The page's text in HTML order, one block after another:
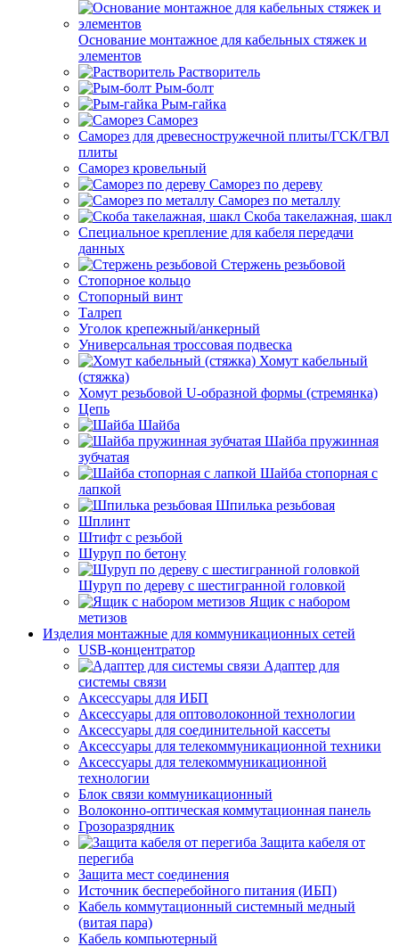
Основание монтажное для кабельных стяжек и
элементов
Растворитель
Рым-болт
Рым-гайка
Саморез
Саморез для древесностружечной плиты/ГСК/ГВЛ
плиты
Саморез кровельный
Саморез по дереву
Саморез по металлу
Скоба такелажная, шакл
Специальное крепление для кабеля передачи
данных
Стержень резьбовой
Стопорное кольцо
Стопорный винт
Талреп
Уголок крепежный/анкерный
Универсальная троссовая подвеска
Хомут кабельный
(стяжка)
Хомут резьбовой U-образной формы (стремянка)
Цепь
Шайба
Шайба пружинная
зубчатая
Шайба стопорная с
лапкой
Шпилька резьбовая
Шплинт
Штифт с резьбой
Шуруп по бетону
Шуруп по дереву с шестигранной головкой
Ящик с набором
метизов
Изделия монтажные для коммуникационных сетей
USB-концентратор
Адаптер для
системы связи
Аксессуары для ИБП
Аксессуары для оптоволоконной технологии
Аксессуары для соединительной кассеты
Аксессуары для телекоммуникационной техники
Аксессуары для телекоммуникационной
технологии
Блок связи коммуникационный
Волоконно-оптическая коммутационная панель
Грозоразрядник
Защита кабеля от
перегиба
Защита мест соединения
Источник бесперебойного питания (ИБП)
Кабель коммутационный системный медный
(витая пара)
Кабель компьютерный